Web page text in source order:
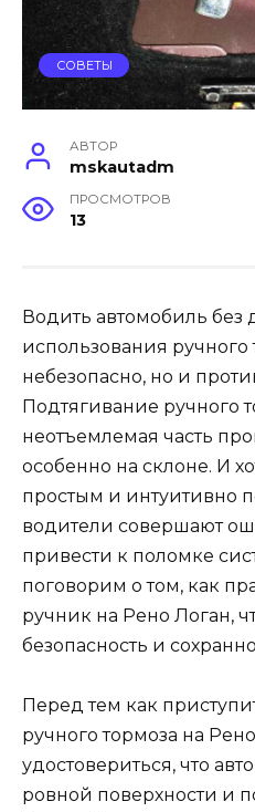
СОВЕТЫ
АВТОР
mskautadm
ПРОСМОТРОВ
13
Водить автомобиль без
использования ручного
небезопасно, но и
Подтягивание ручного
неотъемлемая часть
особенно на склоне. И
простым и интуитивно
водители совершают
привести к поломке
поговорим о том, как
ручник на Рено Логан,
безопасность и
Перед тем как
ручного тормоза на
удостовериться, что
ровной поверхности и